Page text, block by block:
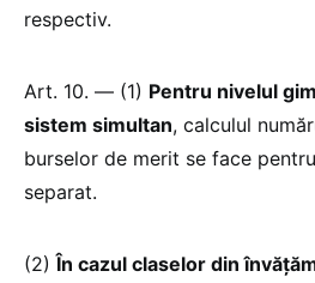
respectiv.
Art. 10. — (1) Pentru nivelul
sistem simultan, calculul
burselor de merit se face
separat.
(2)În cazul claselor din